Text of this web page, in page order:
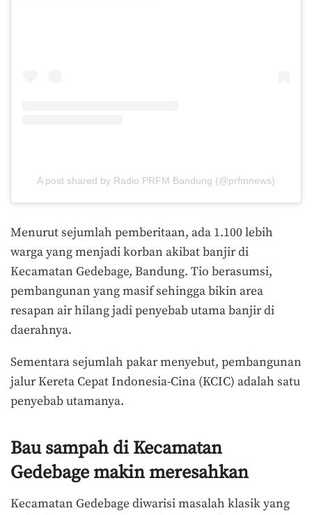
A post shared by Radio PRFM Bandung (@prfmnews)
Menurut sejumlah pemberitaan, ada 1.100 lebih
warga yang menjadi korban akibat banjir di
Kecamatan Gedebage, Bandung. Tio berasumsi,
pembangunan yang masif sehingga bikin area
resapan air hilang jadi penyebab utama banjir di
daerahnya.
Sementara sejumlah pakar menyebut, pembangunan
jalur Kereta Cepat Indonesia-Cina (KCIC) adalah satu
penyebab utamanya.
Bau sampah di Kecamatan
Gedebage makin meresahkan
Kecamatan Gedebage diwarisi masalah klasik yang